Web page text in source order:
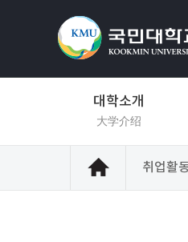
대학소개
大学介绍
취업활